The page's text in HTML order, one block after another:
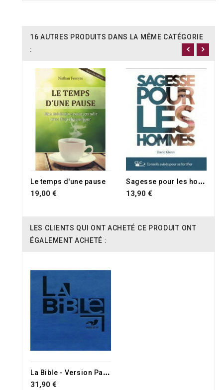
16 AUTRES PRODUITS DANS LA MÊME CATÉGORIE
:
Le temps d'une pause
19,00 €
S
agesse pour les hommes
13,90 €
LES CLIENTS QUI ONT ACHETÉ CE PRODUIT ONT
ÉGALEMENT ACHETÉ :
L
a Bible - Version Parole de Vie
31,90 €